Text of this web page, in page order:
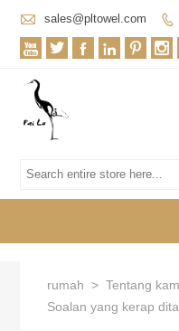
 sales@pltowel.com 
     
rumah > Tentang
Soalan yang kerap